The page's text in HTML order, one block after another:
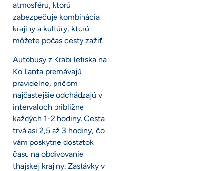
atmosféru, ktorú
zabezpečuje kombinácia
krajiny a kultúry, ktorú
môžete počas cesty zažiť.
Autobusy z Krabi letiska na
Ko Lanta premávajú
pravidelne, pričom
najčastejšie odchádzajú v
intervaloch približne
každých 1-2 hodiny. Cesta
trvá asi 2,5 až 3 hodiny, čo
vám poskytne dostatok
času na obdivovanie
thajskej krajiny. Zastávky v